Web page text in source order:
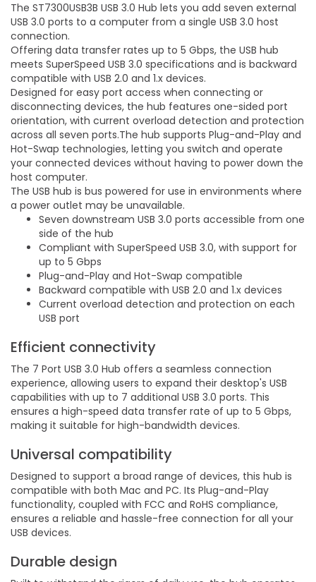
The ST7300USB3B USB 3.0 Hub lets you add seven external
USB 3.0 ports to a computer from a single USB 3.0 host
connection.
Offering data transfer rates up to 5 Gbps, the USB hub
meets SuperSpeed USB 3.0 specifications and is backward
compatible with USB 2.0 and 1.x devices.
Designed for easy port access when connecting or
disconnecting devices, the hub features one-sided port
orientation, with current overload detection and protection
across all seven ports.The hub supports Plug-and-Play and
Hot-Swap technologies, letting you switch and operate
your connected devices without having to power down the
host computer.
The USB hub is bus powered for use in environments where
a power outlet may be unavailable.
Seven downstream USB 3.0 ports accessible from one
side of the hub
Compliant with SuperSpeed USB 3.0, with support for
up to 5 Gbps
Plug-and-Play and Hot-Swap compatible
Backward compatible with USB 2.0 and 1.x devices
Current overload detection and protection on each
USB port
Efficient connectivity
The 7 Port USB 3.0 Hub offers a seamless connection
experience, allowing users to expand their desktop's USB
capabilities with up to 7 additional USB 3.0 ports. This
ensures a high-speed data transfer rate of up to 5 Gbps,
making it suitable for high-bandwidth devices.
Universal compatibility
Designed to support a broad range of devices, this hub is
compatible with both Mac and PC. Its Plug-and-Play
functionality, coupled with FCC and RoHS compliance,
ensures a reliable and hassle-free connection for all your
USB devices.
Durable design